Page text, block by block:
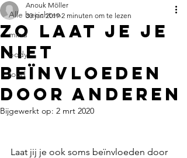
Alle berichten
mind
body
food
Zo laat je je
niet
beïnvloeden
door anderen
Anouk Möller
30 jan 2019 2 minuten om te lezen
Bijgewerkt op: 2 mrt 2020
Laat jij je ook soms beïnvloeden door